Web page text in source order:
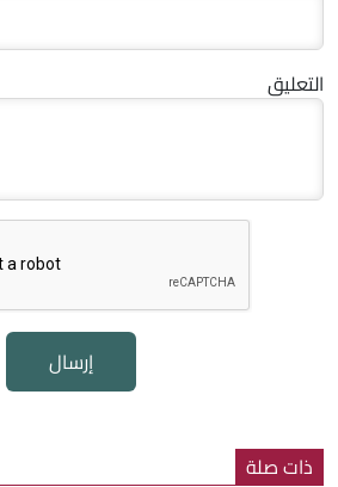
التعليق
إرسال
ذات صلة